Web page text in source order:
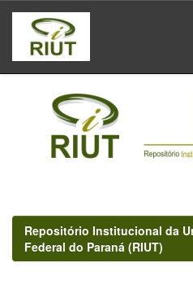
Skip
navigation
Repositório Institucional da
Federal do Paraná (RIUT)